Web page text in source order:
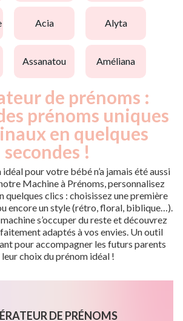
acia alyta
assanatou améliana
de prénoms :
prénoms uniques
en quelques
secondes !
pour votre bébé n’a jamais été aussi
Machine à Prénoms, personnalisez
quelques clics : choisissez une première
encore un style (rétro, floral, biblique…).
s’occuper du reste et découvrez
adaptés à vos envies. Un outil
pour accompagner les futurs parents
leur choix du prénom idéal !
DE PRÉNOMS